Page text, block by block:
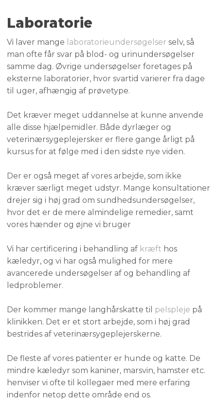
Laboratorie
Vi laver mange laboratorieundersøgelser selv, så
man ofte får svar på blod- og urinundersøgelser
samme dag. Øvrige undersøgelser foretages på
eksterne laboratorier, hvor svartid varierer fra dage
til uger, afhængig af prøvetype.
​​Det kræver meget uddannelse at kunne anvende
alle disse hjælpemidler. Både dyrlæger og
veterinærsygeplejersker er flere gange årligt på
kursus for at følge med i den sidste nye viden.​
Der er også meget af vores arbejde, som ikke
kræver særligt meget udstyr. Mange konsultationer
drejer sig i høj grad om sundhedsundersøgelser,
hvor det er de mere almindelige remedier, samt
vores hænder og øjne vi bruger
Vi har certificering i behandling af kræft hos
kæledyr, og vi har også mulighed for mere
avancerede undersøgelser af og behandling af
ledproblemer.
Der kommer mange langhårskatte til pelspleje på
klinikken. Det er et stort arbejde, som i høj grad
bestrides af veterinærsygeplejerskerne.
De fleste af vores patienter er hunde og katte. ​De
mindre kæledyr som kaniner, marsvin, hamster etc.
henviser vi ofte til kollegaer med mere erfaring
indenfor netop dette område end os.